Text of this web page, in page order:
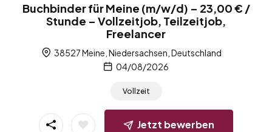
Buchbinder für Meine (m/w/d) – 23,00 € /
Stunde – Vollzeitjob, Teilzeitjob,
Freelancer
38527 Meine, Niedersachsen, Deutschland
04/08/2026
Vollzeit
Jetzt bewerben